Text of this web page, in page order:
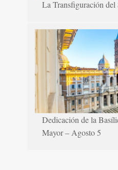
La Transfiguración
Dedicación de la
Mayor – Agosto 5